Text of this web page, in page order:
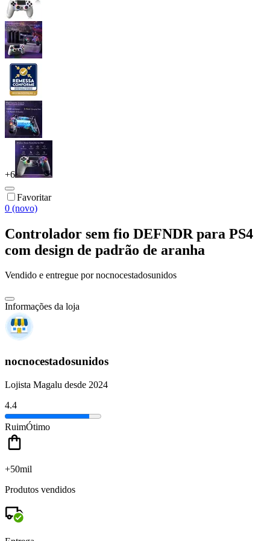
+6
Favoritar
0 (novo)
Controlador sem fio DEFNDR para PS4
com design de padrão de aranha
Vendido e entregue por nocnocestadosunidos
Informações da loja
nocnocestadosunidos
Lojista Magalu desde 2024
4.4
RuimÓtimo
+50mil
Produtos vendidos